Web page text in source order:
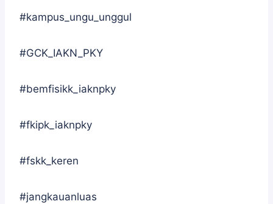
#kampus_ungu_unggul
#GCK_IAKN_PKY
#bemfisikk_iaknpky
#fkipk_iaknpky
#fskk_keren
#jangkauanluas